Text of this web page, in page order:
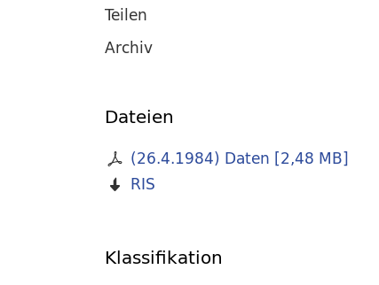
Teilen
Archiv
Dateien
(26.4.1984) Daten [2,48 MB]
RIS
Klassifikation